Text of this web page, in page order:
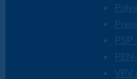
PSP
VPV